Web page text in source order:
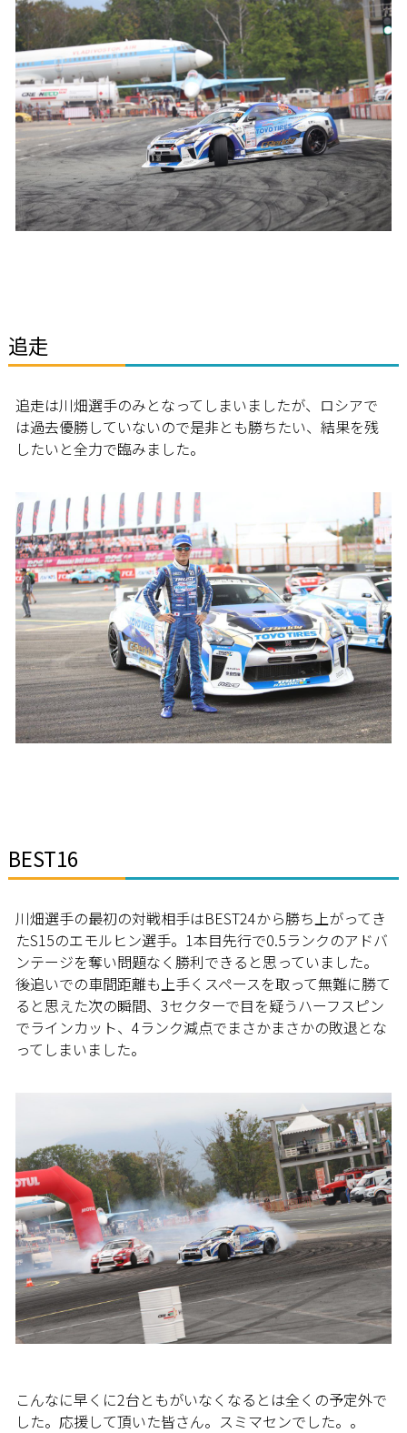
追走
追走は川畑選手のみとなってしまいましたが、ロシアで
は過去優勝していないので是非とも勝ちたい、結果を残
したいと全力で臨みました。
BEST16
川畑選手の最初の対戦相手はBEST24から勝ち上がってき
たS15のエモルヒン選手。1本目先行で0.5ランクのアドバ
ンテージを奪い問題なく勝利できると思っていました。
後追いでの車間距離も上手くスペースを取って無難に勝て
ると思えた次の瞬間、3セクターで目を疑うハーフスピン
でラインカット、4ランク減点でまさかまさかの敗退とな
ってしまいました。
こんなに早くに2台ともがいなくなるとは全くの予定外で
した。応援して頂いた皆さん。スミマセンでした。。